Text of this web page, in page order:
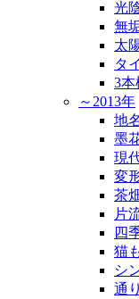
光
無
太
タ
3
～2013年
地
墨
現
変
茶
片
四
猫
シ
通